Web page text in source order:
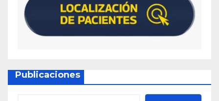
Publicaciones